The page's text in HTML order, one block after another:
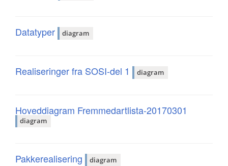
Datatyper diagram
Realiseringer fra SOSI-del 1 diagram
Hoveddiagram Fremmedartlista-20170301
diagram
Pakkerealisering diagram